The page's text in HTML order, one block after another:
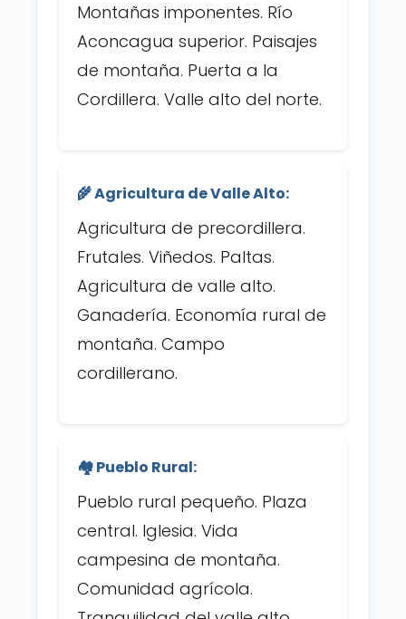
Montañas imponentes. Río
Aconcagua superior. Paisajes
de montaña. Puerta a la
Cordillera. Valle alto del norte.
🌾 Agricultura de Valle Alto:
Agricultura de precordillera.
Frutales. Viñedos. Paltas.
Agricultura de valle alto.
Ganadería. Economía rural de
montaña. Campo
cordillerano.
🏘️ Pueblo Rural:
Pueblo rural pequeño. Plaza
central. Iglesia. Vida
campesina de montaña.
Comunidad agrícola.